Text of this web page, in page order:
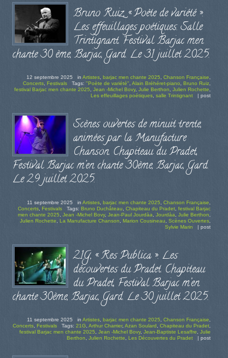
Bruno Ruiz, « Poète de variété ».
Les effeuillages poétiques. Salle
Trintignant. Festival Barjac men
chante 30 ème, Barjac, Gard. Le 31 juillet 2025.
12 septembre 2025 in Artistes, barjac men chante 2025, Chanson Française,
Concerts, Festivals Tags: "Poète de variété", Alain Bréhéret-piano, Bruno Ruiz,
festival Barjac men chante 2025, Jean -Michel Bovy, Julie Berthon, Julien Rochette,
Les effeuillages poétiques, salle Trintignant | post
Scènes ouvertes de minuit trente,
animées par la Manufacture
Chanson. Chapiteau du Pradet,
Festival Barjac m’en chante 30ème, Barjac, Gard.
Le 29 juillet 2025.
11 septembre 2025 in Artistes barjac men chante 2025 Chanson Française
Concerts Festivals Tags: Bruno Duchâteau Chapiteau du Pradet festival Barjac
men chante 2025
Jean -Michel Bovy, Jean-Paul Jourdàa Jourdàa Julie Berthon
Julien Rochette
La Manufacture Chanson Marion Cousineau Scènes Ouvertes
Sylvie Marin
| post
21G, « Res Publica ». Les
découvertes du Pradet. Chapiteau
du Pradet, Festival Barjac m’en
chante 30ème, Barjac, Gard. Le 30 juillet 2025.
11 septembre 2025 in Artistes, barjac men chante 2025, Chanson Française,
Concerts, Festivals Tags: 21G, Arthur Charrier, Azan Soulard, Chapiteau du Pradet,
festival Barjac men chante 2025, Jean -Michel Bovy, Jean-Baptiste Lesaffre, Julie
Berthon, Julien Rochette, Les Découvertes du Pradet | post